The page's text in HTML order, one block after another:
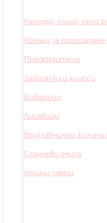
Кенгуру, слинг, ерго
Колани за прохождане
Предпазители
Залъгалки и клипси
Биберони
Лигавици
Възглавнички,
Слънчеви очила
Нощни лампи